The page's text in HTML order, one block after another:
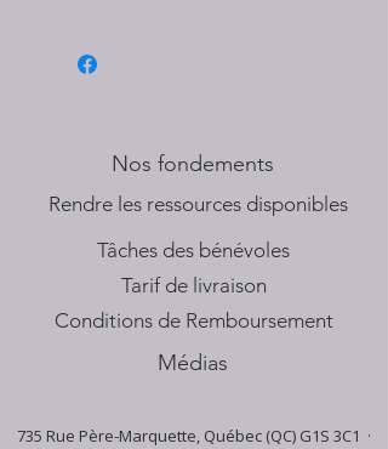
Nos fondements
​Rendre les ressources disponibles
Tâches des bénévoles
Tarif de livraison
Conditions de Remboursement
Médias
735 Rue Père-Marquette, Québec (QC) G1S 3C1 ·